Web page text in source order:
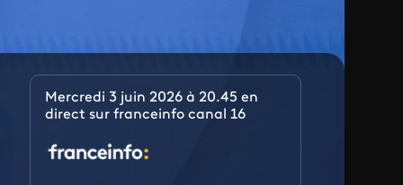
Mercredi 3 juin 2026 à 20.45 en
direct sur franceinfo canal 16